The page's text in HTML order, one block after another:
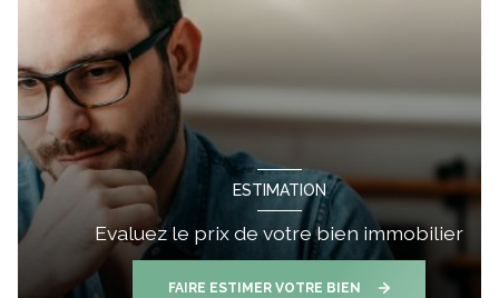
ESTIMATION
Evaluez le prix de votre bien immobilier
FAIRE ESTIMER VOTRE BIEN